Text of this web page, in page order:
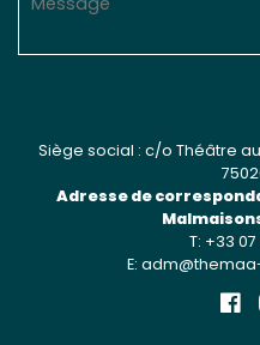
Siège social : c/o Théâtre
Adresse de
T: +33
E: